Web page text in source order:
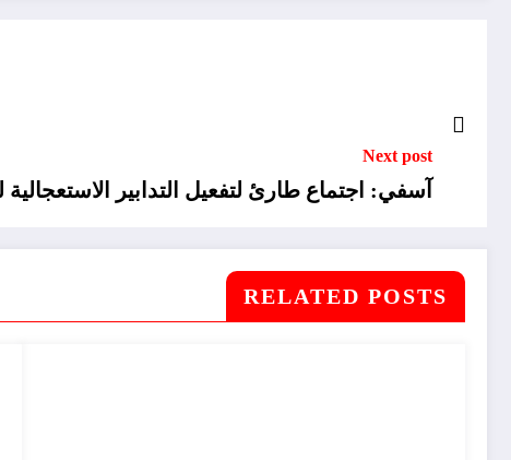
Next post
آسفي: اجتماع طارئ لتفعيل التدابير
RELATED POSTS